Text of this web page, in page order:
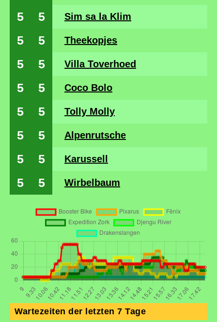
5 5 Sim sa la Klim
5 5 Theekopjes
5 5 Villa Toverhoed
5 5 Coco Bolo
5 5 Tolly Molly
5 5 Alpenrutsche
5 5 Karussell
5 5 Wirbelbaum
Wartezeiten der letzten 7 Tage